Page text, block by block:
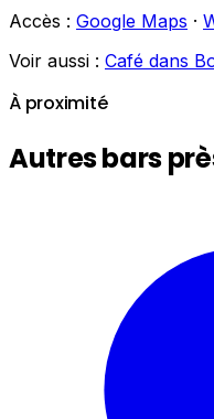
Accès : Google Maps ·
Voir aussi : Café dans
À proximité
Autres bars